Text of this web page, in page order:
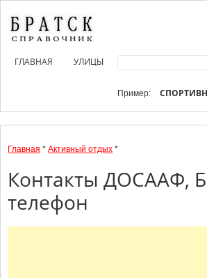
ГЛАВНАЯ УЛИЦЫ
Пример:
Главная * Активный отдых *
Контакты ДОСААФ,
телефон